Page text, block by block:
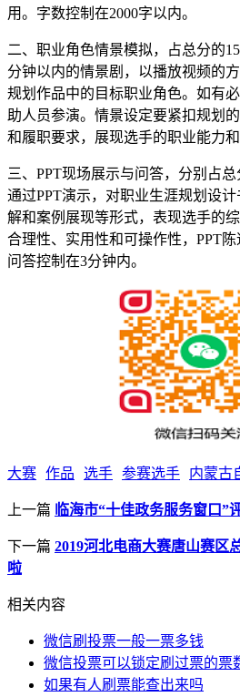
用。字数控制在2000字以内。
二、职业角色情景模拟，占总分的
分钟以内的情景剧，以播放视频的
规划作品中的目标职业角色。如有
助人员参演。情景设定要紧扣规划
和履职要求，展现选手的职业能力和
三、PPT现场展示与问答，分别占
通过PPT演示，对职业生涯规划设
解和案例展现等形式，表现选手的
合理性、实用性和可操作性，PPT陈
问答控制在3分钟内。
大赛 作品 选手 参赛选手 内蒙古
上一篇 临海市“十佳政务服务窗口”
下一篇 2019河北电商大赛唐山赛区
啦
相关内容
微信刷投票一般一票多钱
微信投票可以锁定刷过票的票
如果有人刷票能查出来吗